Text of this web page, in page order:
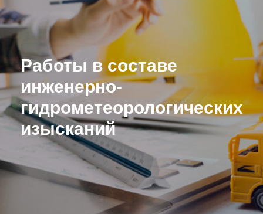
Работы в составе
инженерно-
гидрометеорологических
изысканий